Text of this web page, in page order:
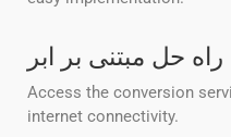
راه حل مبتنی بر ابر
Access the conversion
internet connectivity.